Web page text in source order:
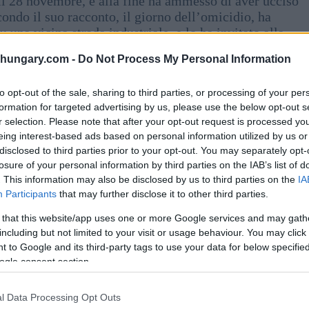
- Do Not Process My Personal Information
opt-out of the sale, sharing to third parties, or processing of your
for targeted advertising by us, please use the below opt-out
selection. Please note that after your opt-out request is processed
interest-based ads based on personal information utilized by us
to third parties prior to your opt-out. You may separately
of your personal information by third parties on the IAB’s list of
This information may also be disclosed by us to third parties on the
Participants that may further disclose it to other third parties.
that this website/app uses one or more Google services and may
but not limited to your visit or usage behaviour. You may
to Google and its third-party tags to use your data for below
consent section.
Data Processing Opt Outs
il suo racconto, il giorno dell’omicidio, ha
una vicina strada industriale, e lo ha invitato alla
ragione apparente e lo uccise con un ferro da
lo coprì con un telo e lo seppellì, sapendo che
della fattoria. Scartò la bicicletta del
proprietà, dove fu trovata da un vicino a luglio e
per non aver portato avanti i lavori, ma non scoprì
cemento sul pavimento, ignari di ciò che si
Budapest, non ha mai rivelato i dettagli del